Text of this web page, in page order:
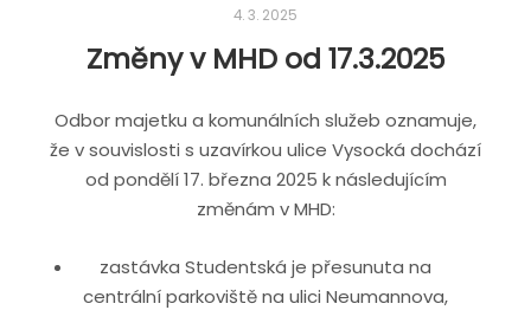
4. 3. 2025
Změny v MHD od 17.3.2025
Odbor majetku a komunálních služeb oznamuje,
že v souvislosti s uzavírkou ulice Vysocká dochází
od pondělí 17. března 2025 k následujícím
změnám v MHD:
zastávka Studentská je přesunuta na
centrální parkoviště na ulici Neumannova,